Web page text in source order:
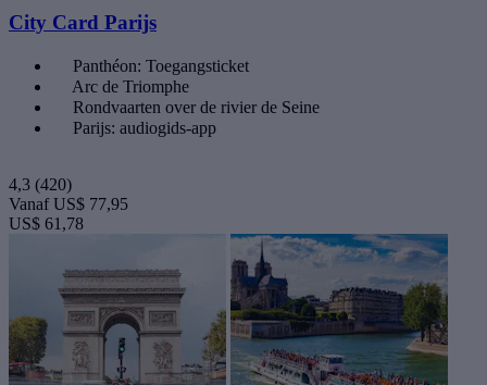
City Card Parijs
Panthéon: Toegangsticket
Arc de Triomphe
Rondvaarten over de rivier de Seine
Parijs: audiogids-app
4,3 (420)
Vanaf US$ 77,95
US$ 61,78